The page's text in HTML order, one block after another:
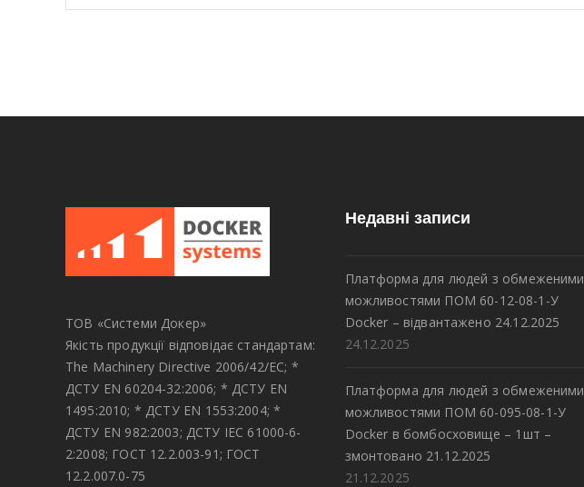
ТОВ «Системи Докер»
Якість продукції відповідає стандартам:
The Machinery Directive 2006/42/EC; *
ДСТУ EN 60204-32:2006; * ДСТУ EN
1495:2010; * ДСТУ EN 1553:2004; *
ДСТУ EN 982:2003; ДСТУ IEC 61000-6-
2:2008; ГОСТ 12.2.003-91; ГОСТ
12.2.007.0-75
Недавні записи
Платформа для людей з обмеженими
можливостями ПОМ 60-12-08-1-У
Docker – відвантажено 24.12.2025
24.12.2025
Платформа для людей з обмеженими
можливостями ПОМ 60-095-08-1-У
Docker в бомбосховище – 1шт –
змонтовано 21.12.2025
21.12.2025